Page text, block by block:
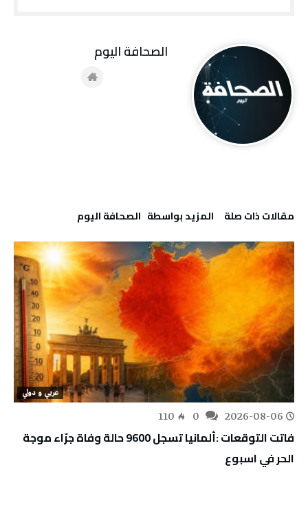
‫مقالات ذات صلة‬ ‫‫المزيد بواسطة‬ ‬ ‭ ‬الصحافة‭ ‬اليوم
عربي و دولي
2026-08-06
110
فاتت التوقعات :ألمانيا تسجل 9600 حالة وفاة جرّاء موجة
الحر في اسبوع